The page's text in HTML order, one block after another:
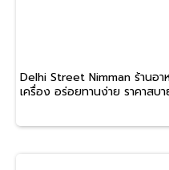
Delhi Street Nimman ร้านอา
เครื่อง อร่อยทานง่าย ราคาสบา